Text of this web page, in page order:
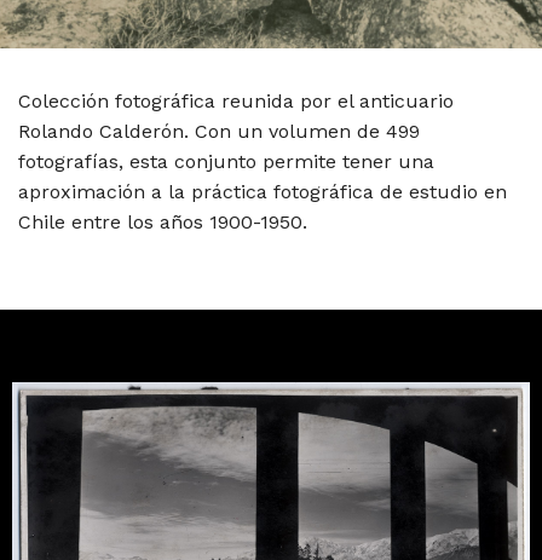
Colección fotográfica reunida por el anticuario
Rolando Calderón. Con un volumen de 499
fotografías, esta conjunto permite tener una
aproximación a la práctica fotográfica de estudio en
Chile entre los años 1900-1950.